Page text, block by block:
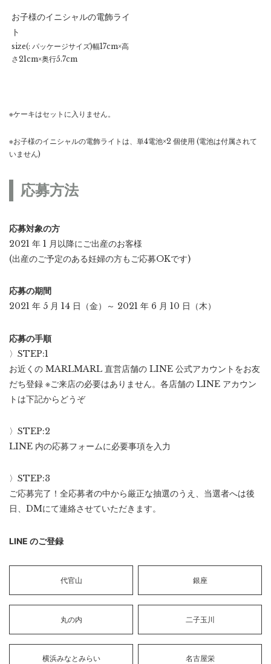
お子様のイニシャルの電飾ライ
ト
size(: パッケージサイズ)幅17cm×高
さ21cm×奥行5.7cm
※ケーキはセットに入りません。
※お子様のイニシャルの電飾ライトは、単4電池×2 個使用 (電池は付属されて
いません)
応募方法
応募対象の方
2021 年 1 月以降にご出産のお客様
(出産のご予定のある妊婦の方もご応募OKです)
応募の期間
2021 年 5 月 14 日（金）～ 2021 年 6 月 10 日（木）
応募の手順
〉STEP:1
お近くの MARLMARL 直営店舗の LINE 公式アカウントをお友
だち登録 ※ご来店の必要はありません。各店舗の LINE アカウン
トは下記からどうぞ
〉STEP:2
LINE 内の応募フォームに必要事項を入力
〉STEP:3
ご応募完了！全応募者の中から厳正な抽選のうえ、当選者へは後
日、DMにて連絡させていただきます。
LINE のご登録
代官山 銀座
丸の内 二子玉川
横浜みなとみらい 名古屋栄